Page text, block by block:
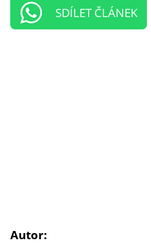
SDÍLET ČLÁNEK
Autor: